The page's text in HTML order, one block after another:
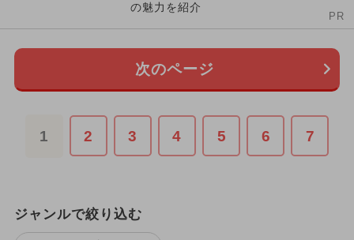
の魅力を紹介
PR
次のページ
1 2 3 4 5 6 7
ジャンルで絞り込む